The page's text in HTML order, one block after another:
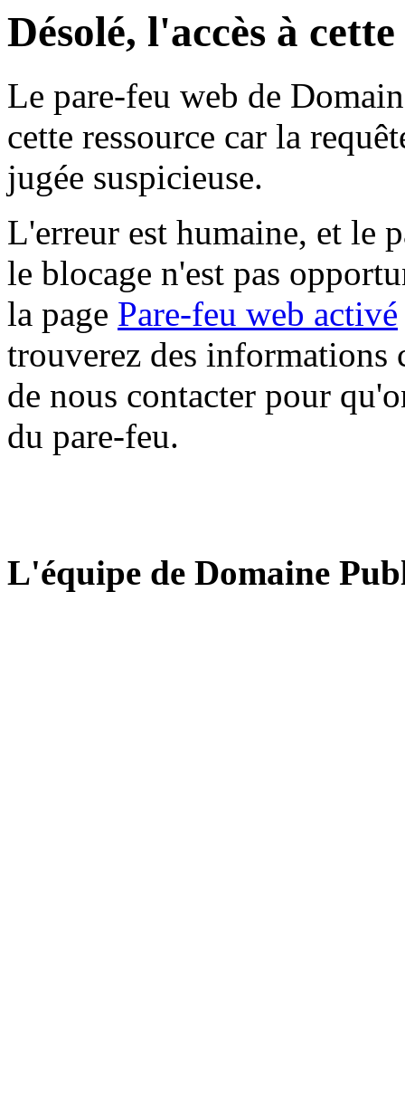
Désolé, l'accès à
Le pare-feu web de
cette ressource car la
jugée suspicieuse.
L'erreur est humaine, et le
le blocage n'est pas
la page Pare-feu web activé
trouverez des informations
de nous contacter pour
du pare-feu.
L'équipe de Domaine